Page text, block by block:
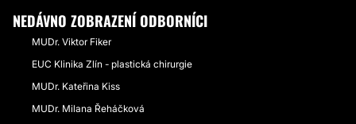
NEDÁVNO ZOBRAZENÍ ODBORNÍCI
MUDr. Viktor Fiker
EUC Klinika Zlín - plastická chirurgie
MUDr. Kateřina Kiss
MUDr. Milana Řeháčková